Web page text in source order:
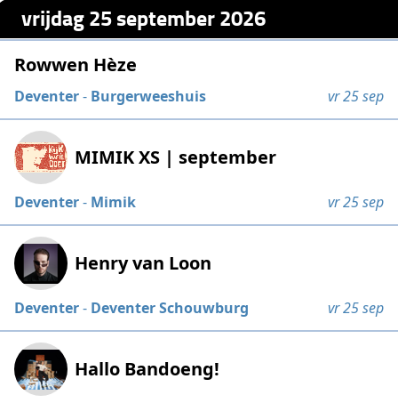
vrijdag 25 september 2026
Rowwen Hèze
Deventer- Burgerweeshuis vr 25 sep
MIMIK XS | september
Deventer- Mimik vr 25 sep
Henry van Loon
Deventer- Deventer Schouwburg vr 25 sep
Hallo Bandoeng!